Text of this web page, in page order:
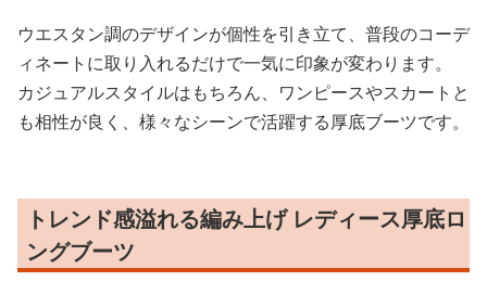
ウエスタン調のデザインが個性を引き立て、普段のコーデ
ィネートに取り入れるだけで一気に印象が変わります。
カジュアルスタイルはもちろん、ワンピースやスカートと
も相性が良く、様々なシーンで活躍する厚底ブーツです。
トレンド感溢れる編み上げ レディース厚底ロ
ングブーツ